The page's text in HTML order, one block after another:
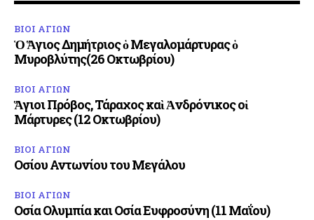
ΒΙΟΙ ΑΓΙΩΝ
Ὁ Ἅγιος Δημήτριος ὁ Μεγαλομάρτυρας ὁ
Μυροβλύτης(26 Οκτωβρίου)
ΒΙΟΙ ΑΓΙΩΝ
Ἅγιοι Πρόβος, Τάραχος καὶ Ἀνδρόνικος οἱ
Μάρτυρες (12 Οκτωβρίου)
ΒΙΟΙ ΑΓΙΩΝ
Οσίου Αντωνίου του Μεγάλου
ΒΙΟΙ ΑΓΙΩΝ
Οσία Ολυμπία και Οσία Ευφροσύνη (11 Μαΐου)